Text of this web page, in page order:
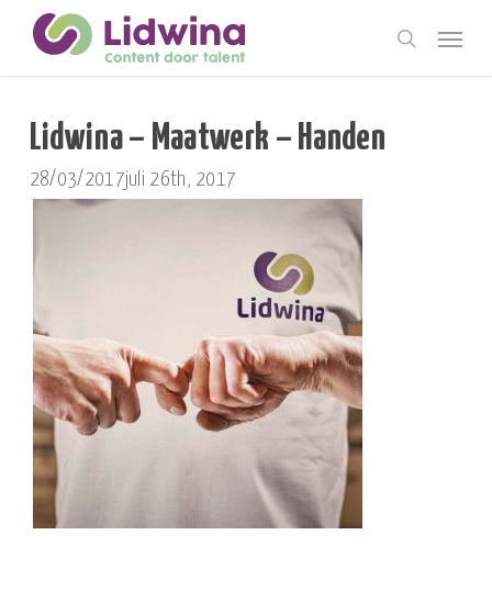
search
Lidwina – Maatwerk – Handen
28/03/2017juli 26th, 2017